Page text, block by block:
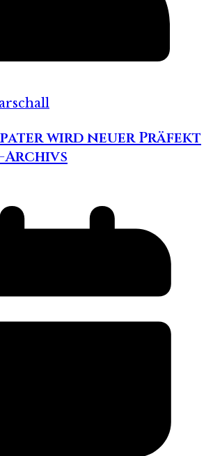
wird neuer Präfekt
Archivs